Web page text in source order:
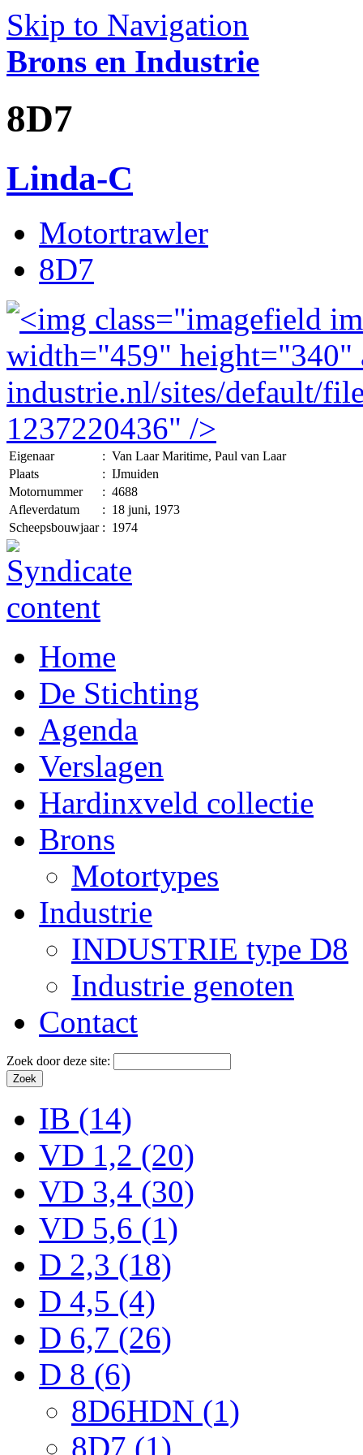
Skip to Navigation
Brons en Industrie
8D7
Linda-C
Motortrawler
8D7
Eigenaar : Van Laar Maritime, Paul van Laar
Plaats
: IJmuiden
Motornummer
: 4688
Afleverdatum
: 18 juni, 1973
Scheepsbouwjaar : 1974
Home
De Stichting
Agenda
Verslagen
Hardinxveld collectie
Brons
Motortypes
Industrie
INDUSTRIE type D8
Industrie genoten
Contact
Zoek door deze site:
IB (14)
VD 1,2 (20)
VD 3,4 (30)
VD 5,6 (1)
D 2,3 (18)
D 4,5 (4)
D 6,7 (26)
D 8 (6)
8D6HDN (1)
8D7 (1)